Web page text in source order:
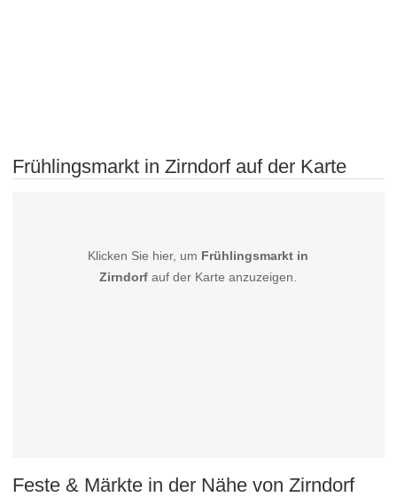
Frühlingsmarkt in Zirndorf auf der Karte
Klicken Sie hier, um Frühlingsmarkt in
Zirndorf auf der Karte anzuzeigen.
Feste & Märkte in der Nähe von Zirndorf